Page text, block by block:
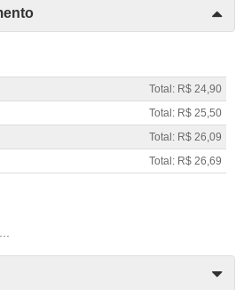
Total: R$ 24,90
Total: R$ 25,50
Total: R$ 26,09
Total: R$ 26,69